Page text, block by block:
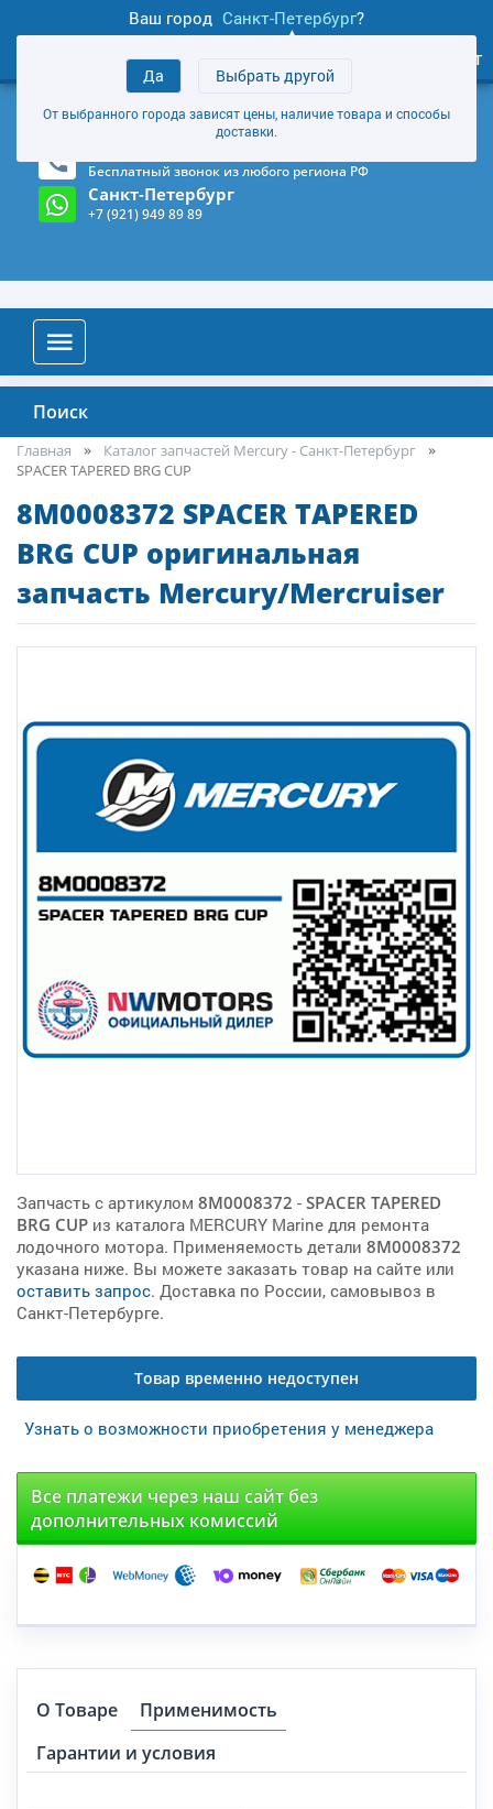
Ваш город Санкт-Петербург?
Да Выбрать другой
От выбранного города зависят цены, наличие товара и способы
доставки.
товаров
Личный кабинет
+7 (921) 949 89 89
Магазин и склад в Санкт-Петербурге (Карта)
Бесплатный звонок из любого региона РФ
Санкт-Петербург
+7 (921) 949 89 89
Поиск
Главная
Каталог запчастей Mercury - Санкт-Петербург
SPACER TAPERED BRG CUP
8M0008372 SPACER TAPERED
BRG CUP оригинальная
запчасть Mercury/Mercruiser
Запчасть с артикулом 8M0008372 - SPACER TAPERED
BRG CUP из каталога MERCURY Marine для ремонта
лодочного мотора. Применяемость детали 8M0008372
указана ниже. Вы можете заказать товар на сайте или
оставить запрос. Доставка по России, самовывоз в
Санкт-Петербурге.
Товар временно недоступен
Узнать о возможности приобретения у менеджера
Все платежи через наш сайт без
дополнительных комиссий
О Товаре
Применимость
Гарантии и условия